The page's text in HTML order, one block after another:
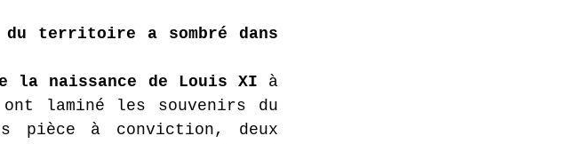
du territoire a sombré dans
la naissance de Louis XI à
ont laminé les souvenirs du
pièce à conviction, deux